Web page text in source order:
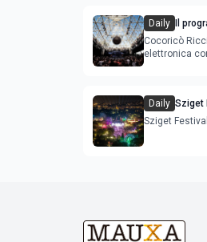
Daily
Il
agosto
Cocoricò
elettronica
Daily Sziget
Sziget